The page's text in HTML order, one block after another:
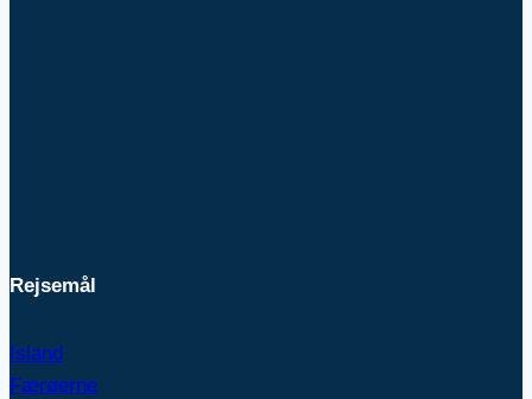
Rejsemål
Island
Færøerne